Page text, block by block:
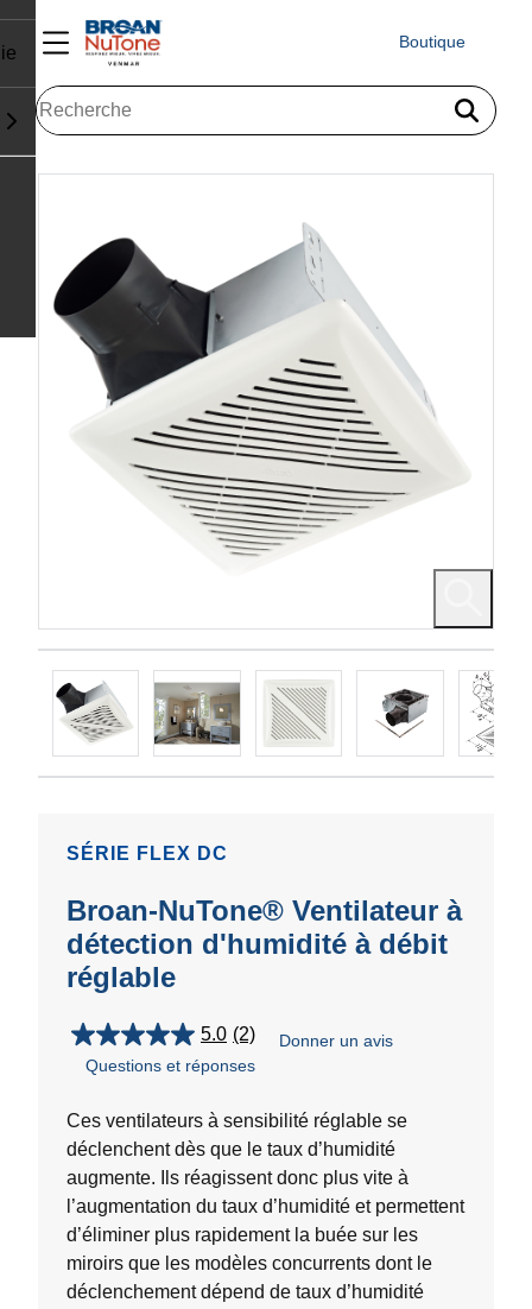
Boutique
SÉRIE FLEX DC
Broan-NuTone® Ventilateur à
détection d'humidité à débit
réglable
5.0 (2)
5.0
étoile(s)
5.
évaluations
Donner un avis
Questions et réponses
Ces ventilateurs à sensibilité réglable se
déclenchent dès que le taux d’humidité
augmente. Ils réagissent donc plus vite à
l’augmentation du taux d’humidité et permettent
d’éliminer plus rapidement la buée sur les
miroirs que les modèles concurrents dont le
déclenchement dépend de taux d’humidité